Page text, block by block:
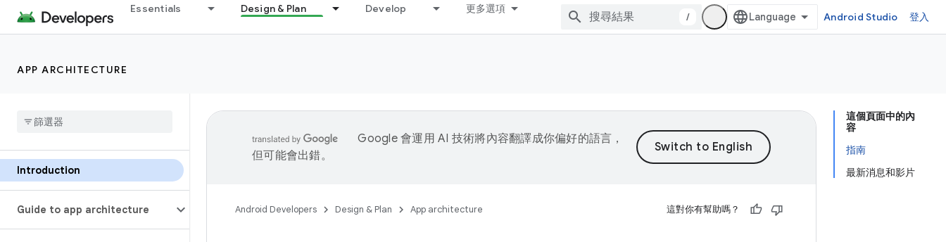
Essentials Design & Plan Develop 更多選項
/ Android Studio 登入
APP ARCHITECTURE
Introduction
Guide to app architecture
這個頁面中的內
容
指南
最新消息和影片
Google 會運用 AI 技術將內容翻譯成你偏好的語言，
但可能會出錯。
Android Developers Design & Plan App architecture 這對你有幫助嗎？